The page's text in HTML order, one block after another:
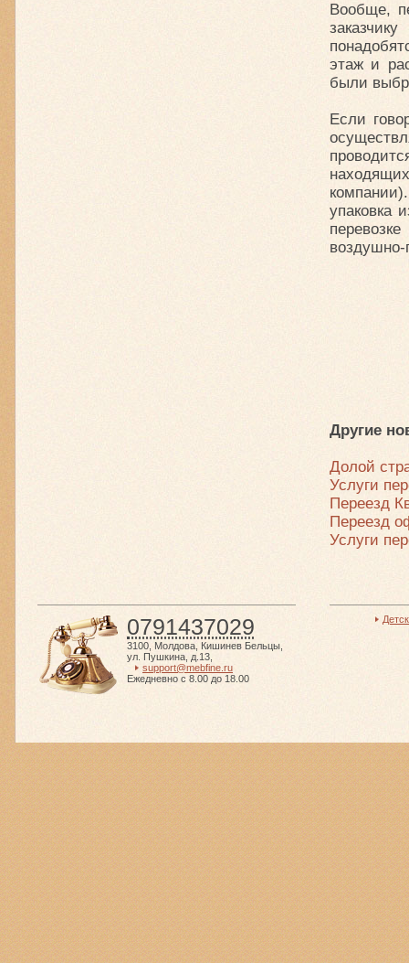
Вообще,
этаж и
были
Если
упаковка
воздушно-
Другие
Долой
Услуги
Переезд
Переезд
Услуги
0791437029
3100 Молдова Кишинев Бельцы
ул. Пушкина, д.13
support@mebfine.ru
Ежедневно с 8.00 до 18.00